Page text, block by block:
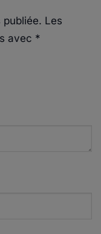
publiée. Les
avec *